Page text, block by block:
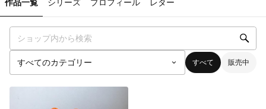
作品一覧 シリーズ プロフィール レター
すべて 販売中